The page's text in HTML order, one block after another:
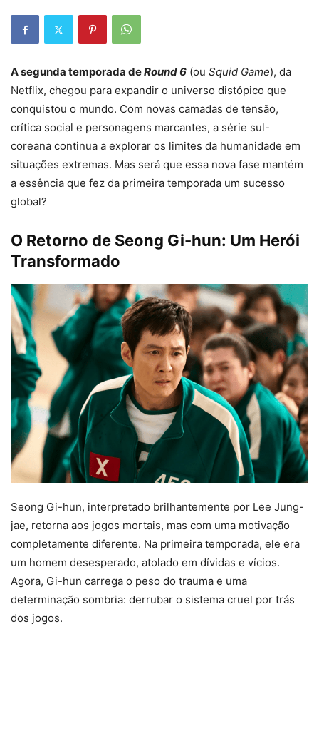
A segunda temporada deRound 6 (ou Squid Game), da
Netflix, chegou para expandir o universo distópico que
conquistou o mundo. Com novas camadas de tensão,
crítica social e personagens marcantes, a série sul-
coreana continua a explorar os limites da humanidade em
situações extremas. Mas será que essa nova fase mantém
a essência que fez da primeira temporada um sucesso
global?
O Retorno de Seong Gi-hun: Um Herói
Transformado
Seong Gi-hun, interpretado brilhantemente por Lee Jung-
jae, retorna aos jogos mortais, mas com uma motivação
completamente diferente. Na primeira temporada, ele era
um homem desesperado, atolado em dívidas e vícios.
Agora, Gi-hun carrega o peso do trauma e uma
determinação sombria: derrubar o sistema cruel por trás
dos jogos.